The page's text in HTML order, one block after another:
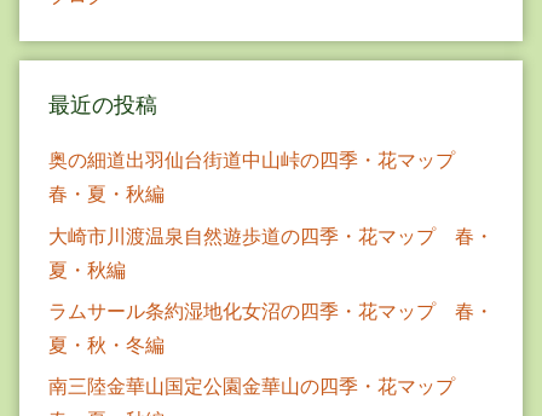
最近の投稿
奥の細道出羽仙台街道中山峠の四季・花マップ
春・夏・秋編
大崎市川渡温泉自然遊歩道の四季・花マップ 春・
夏・秋編
ラムサール条約湿地化女沼の四季・花マップ 春・
夏・秋・冬編
南三陸金華山国定公園金華山の四季・花マップ